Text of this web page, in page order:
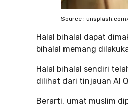
Source :
Halal bihalal dapat
bihalal memang
Halal bihalal sendiri
dilihat dari tinjauan Al
Berarti, umat muslim